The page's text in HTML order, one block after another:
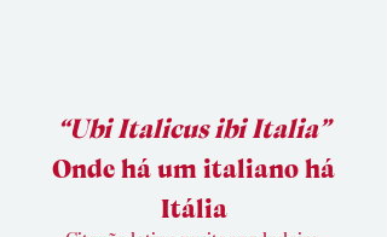
“Ubi Italicus ibi Italia”
Onde há um italiano há
Itália